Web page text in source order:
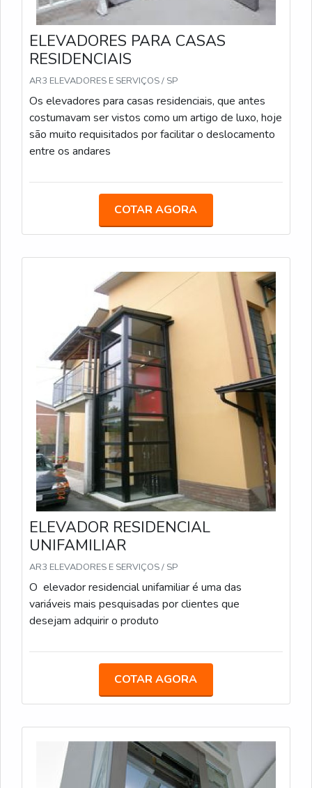
ELEVADORES PARA CASAS
RESIDENCIAIS
AR3 ELEVADORES E SERVIÇOS / SP
Os elevadores para casas residenciais, que antes
costumavam ser vistos como um artigo de luxo, hoje
são muito requisitados por facilitar o deslocamento
entre os andares
COTAR AGORA
ELEVADOR RESIDENCIAL
UNIFAMILIAR
AR3 ELEVADORES E SERVIÇOS / SP
O elevador residencial unifamiliar é uma das
variáveis mais pesquisadas por clientes que
desejam adquirir o produto
COTAR AGORA